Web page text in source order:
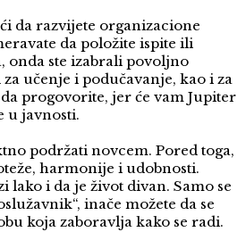
da razvijete organizacione
da položite ispite ili
onda ste izabrali povoljno
učenje i podučavanje, kao i za
da progovorite, jer će vam Jupiter
u javnosti.
podržati novcem. Pored toga,
harmonije i udobnosti.
lako i da je život divan. Samo se
inače možete da se
koja zaboravlja kako se radi.